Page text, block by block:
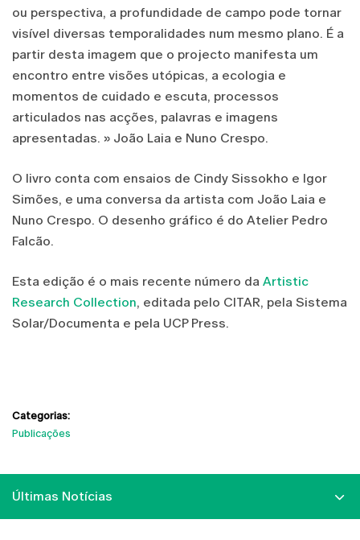
ou perspectiva, a profundidade de campo pode tornar
visível diversas temporalidades num mesmo plano. É a
partir desta imagem que o projecto manifesta um
encontro entre visões utópicas, a ecologia e
momentos de cuidado e escuta, processos
articulados nas acções, palavras e imagens
apresentadas. » João Laia e Nuno Crespo.
O livro conta com ensaios de Cindy Sissokho e Igor
Simões, e uma conversa da artista com João Laia e
Nuno Crespo. O desenho gráfico é do Atelier Pedro
Falcão.
Esta edição é o mais recente número da Artistic
Research Collection, editada pelo CITAR, pela Sistema
Solar/Documenta e pela UCP Press.
Categorias:
Publicações
Últimas Notícias